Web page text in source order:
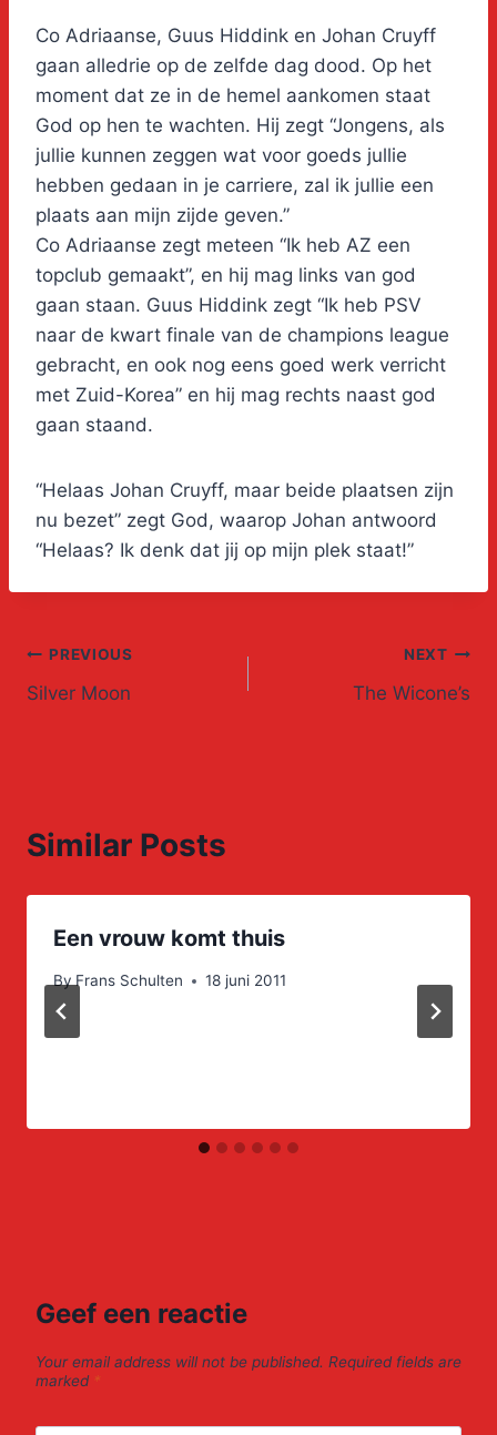
Co Adriaanse, Guus Hiddink en Johan Cruyff
gaan alledrie op de zelfde dag dood. Op het
moment dat ze in de hemel aankomen staat
God op hen te wachten. Hij zegt “Jongens, als
jullie kunnen zeggen wat voor goeds jullie
hebben gedaan in je carriere, zal ik jullie een
plaats aan mijn zijde geven.”
Co Adriaanse zegt meteen “Ik heb AZ een
topclub gemaakt”, en hij mag links van god
gaan staan. Guus Hiddink zegt “Ik heb PSV
naar de kwart finale van de champions league
gebracht, en ook nog eens goed werk verricht
met Zuid-Korea” en hij mag rechts naast god
gaan staand.
“Helaas Johan Cruyff, maar beide plaatsen zijn
nu bezet” zegt God, waarop Johan antwoord
“Helaas? Ik denk dat jij op mijn plek staat!”
Post
navigation
PREVIOUS
Silver Moon
NEXT
The Wicone’s
Similar Posts
Een vrouw komt thuis
ByFrans Schulten 18 juni 2011
Geef een reactie
Your email address will not be published. Required fields are
marked *